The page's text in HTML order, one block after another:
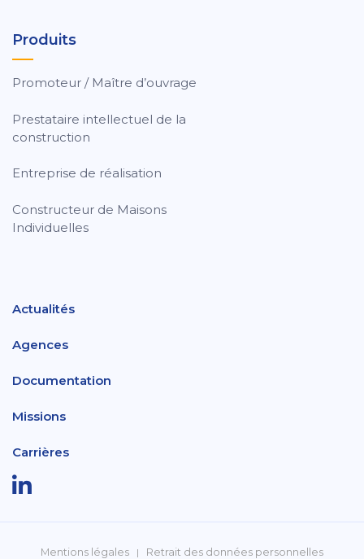
Produits
Promoteur / Maître d’ouvrage
Prestataire intellectuel de la
construction
Entreprise de réalisation
Constructeur de Maisons
Individuelles
Actualités
Agences
Documentation
Missions
Carrières
Mentions légales Retrait des données personnelles